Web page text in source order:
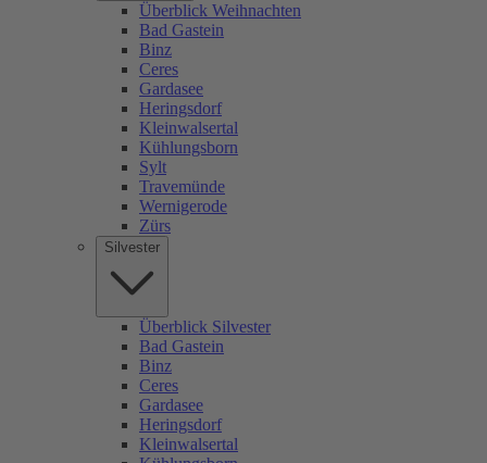
Überblick Weihnachten
Bad Gastein
Binz
Ceres
Gardasee
Heringsdorf
Kleinwalsertal
Kühlungsborn
Sylt
Travemünde
Wernigerode
Zürs
Silvester
Überblick Silvester
Bad Gastein
Binz
Ceres
Gardasee
Heringsdorf
Kleinwalsertal